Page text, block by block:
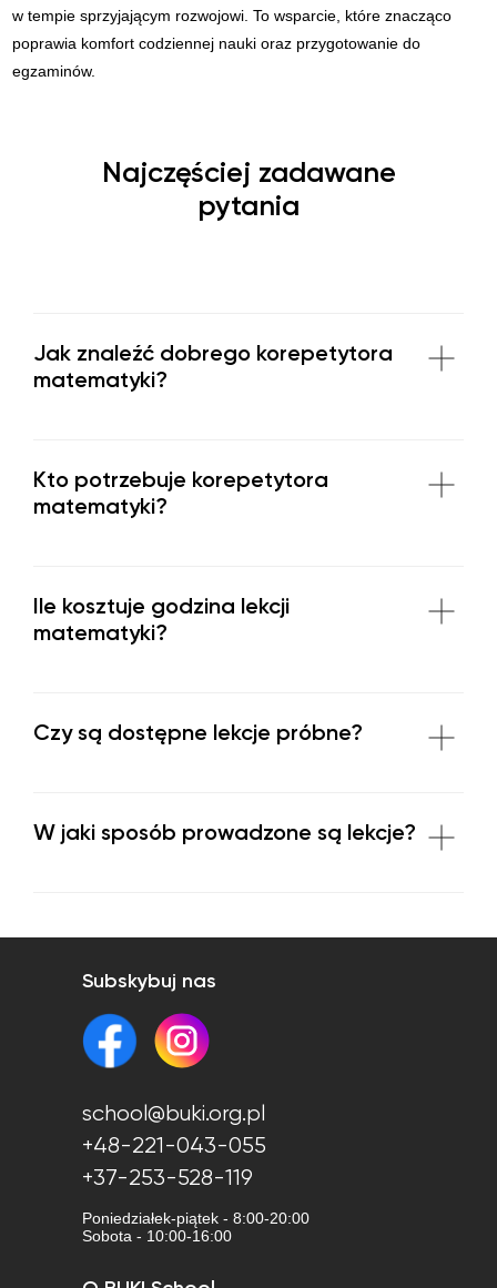
w tempie sprzyjającym rozwojowi. To wsparcie, które znacząco
poprawia komfort codziennej nauki oraz przygotowanie do
egzaminów.
Najczęściej zadawane
pytania
Jak znaleźć dobrego korepetytora
matematyki?
Kto potrzebuje korepetytora
matematyki?
Ile kosztuje godzina lekcji
matematyki?
Czy są dostępne lekcje próbne?
W jaki sposób prowadzone są lekcje?
Subskybuj nas
school@buki.org.pl
+48-221-043-055
+37-253-528-119
Poniedziałek-piątek - 8:00-20:00
Sobota - 10:00-16:00